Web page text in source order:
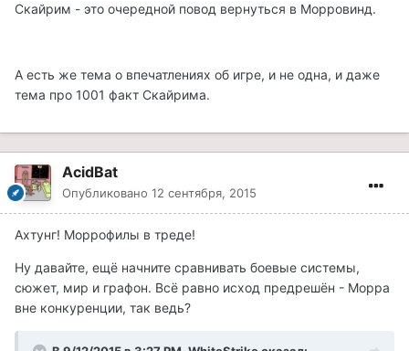
Скайрим - это очередной повод вернуться в Морровинд.
А есть же тема о впечатлениях об игре, и не одна, и даже
тема про 1001 факт Скайрима.
AcidBat
Опубликовано 12 сентября, 2015
Ахтунг! Моррофилы в треде!
Ну давайте, ещё начните сравнивать боевые системы,
сюжет, мир и графон. Всё равно исход предрешён - Морра
вне конкуренции, так ведь?